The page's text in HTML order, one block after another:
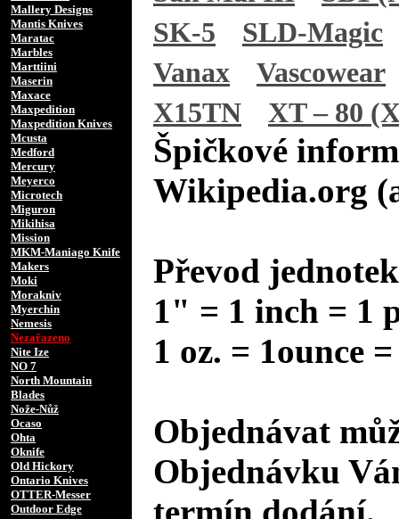
Mallery Designs
Mantis Knives
Maratac
Marbles
Marttiini
Maserin
Maxace
Maxpedition
Maxpedition Knives
Mcusta
Medford
Mercury
Meyerco
Microtech
Miguron
Mikihisa
Mission
MKM-Maniago Knife
Makers
Moki
Morakniv
Myerchin
Nemesis
Nezařazeno
Nite Ize
NO 7
North Mountain
Blades
Nože-Nůž
Ocaso
Ohta
Oknife
Old Hickory
Ontario Knives
OTTER-Messer
Outdoor Edge
SK-5
SLD-Magic
Vanax
Vascowear
X15TN
XT – 80
Špičkové
Wikipedia.org
Převod
1" = 1 inch = 1
1 oz. = 1ounce
Objednávat
Objednávku